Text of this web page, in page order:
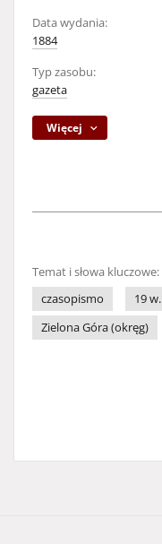
Data wydania:
1884
Typ zasobu:
gazeta
Więcej
Temat i słowa kluczowe:
czasopismo
19 w.
Zielona Góra (okręg)